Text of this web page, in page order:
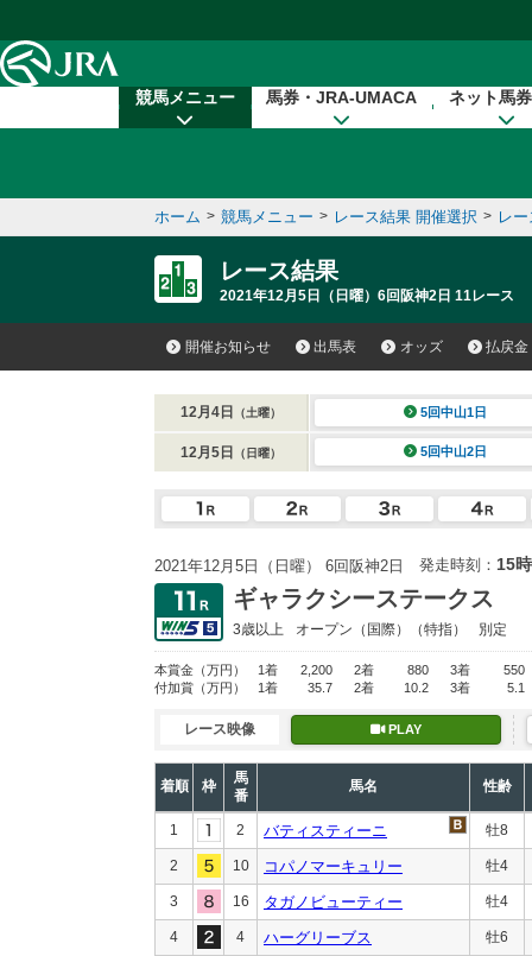
競馬メニュー 馬券・JRA-UMACA ネット馬
ホーム > 競馬メニュー > レース結果 開催選択 > レ
レース結果
2021年12月5日（日曜）6回阪神2日 11レース
開催お知らせ 出馬表 オッズ 払戻金
12月4日 （土曜） 5回中山1日
12月5日 （日曜） 5回中山2日
2021年12月5日（日曜） 6回阪神2日 発走時刻： 15
ギャラクシーステークス
3歳以上 オープン （国際）（特指） 別定
本賞金 （万円） 1着 2,200 2着 880 3着
550
付加賞 （万円） 1着 35.7 2着 10.2 3着 5.1
レース映像 PLAY
着順 枠
馬
番
馬名 性齢
1 2 バティスティーニ 牡8
2 10 コパノマーキュリー 牡4
3 16 タガノビューティー 牡4
4 4 ハーグリーブス 牡6